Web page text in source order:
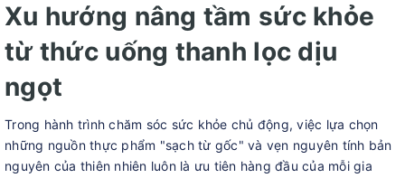
Xu hướng nâng tầm sức khỏe
từ thức uống thanh lọc dịu
ngọt
Trong hành trình chăm sóc sức khỏe chủ động, việc lựa chọn
những nguồn thực phẩm "sạch từ gốc" và vẹn nguyên tính bản
nguyên của thiên nhiên luôn là ưu tiên hàng đầu của mỗi gia